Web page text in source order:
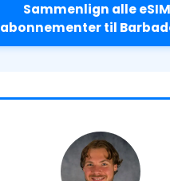
Sammenlign alle
abonnementer til